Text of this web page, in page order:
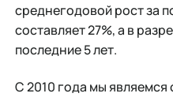
среднегодовой рост за
составляет 27%, а в
последние 5 лет.
С 2010 года мы являемся